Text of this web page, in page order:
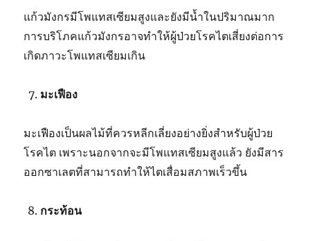
แก้วมังกรมีโพแทสเซียมสูงและยังมีน้ำในปริมาณมาก
การบริโภคแก้วมังกรอาจทำให้ผู้ป่วยโรคไตเสี่ยงต่อการ
เกิดภาวะโพแทสเซียมเกิน
มะเฟือง
มะเฟืองเป็นผลไม้ที่ควรหลีกเลี่ยงอย่างยิ่งสำหรับผู้ป่วย
โรคไต เพราะนอกจากจะมีโพแทสเซียมสูงแล้ว ยังมีสาร
ออกซาเลตที่สามารถทำให้ไตเสื่อมสภาพเร็วขึ้น
กระท้อน